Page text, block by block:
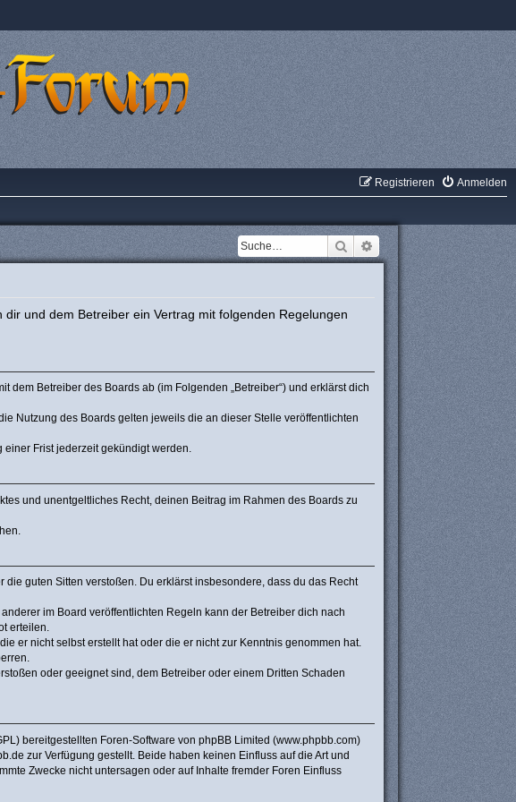
Anmelden
Registrieren
Suche Erweiterte Suche
und dem Betreiber ein Vertrag mit folgenden Regelungen
dem Betreiber des Boards ab (im Folgenden „Betreiber“) und erklärst dich
Nutzung des Boards gelten jeweils die an dieser Stelle veröffentlichten
Frist jederzeit gekündigt werden.
und unentgeltliches Recht, deinen Beitrag im Rahmen des Boards zu
guten Sitten verstoßen. Du erklärst insbesondere, dass du das Recht
im Board veröffentlichten Regeln kann der Betreiber dich nach
erteilen.
er nicht selbst erstellt hat oder die er nicht zur Kenntnis genommen hat.
oder geeignet sind, dem Betreiber oder einem Dritten Schaden
bereitgestellten Foren-Software von phpBB Limited (www.phpbb.com)
zur Verfügung gestellt. Beide haben keinen Einfluss auf die Art und
Zwecke nicht untersagen oder auf Inhalte fremder Foren Einfluss